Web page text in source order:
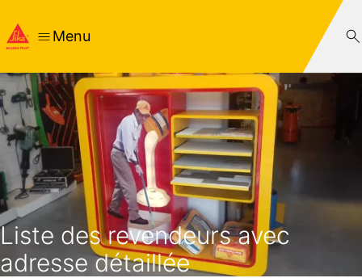
Menu
Liste des revendeurs avec
adresse détaillée